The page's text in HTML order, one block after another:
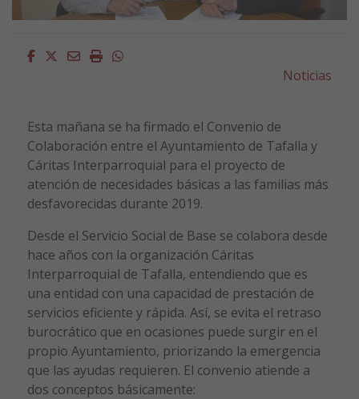
Facebook
Twitter
EmailImprimirWhatsapp
Noticias
Esta mañana se ha firmado el Convenio de
Colaboración entre el Ayuntamiento de Tafalla y
Cáritas Interparroquial para el proyecto de
atención de necesidades básicas a las familias más
desfavorecidas durante 2019.
Desde el Servicio Social de Base se colabora desde
hace años con la organización Cáritas
Interparroquial de Tafalla, entendiendo que es
una entidad con una capacidad de prestación de
servicios eficiente y rápida. Así, se evita el retraso
burocrático que en ocasiones puede surgir en el
propio Ayuntamiento, priorizando la emergencia
que las ayudas requieren. El convenio atiende a
dos conceptos básicamente: